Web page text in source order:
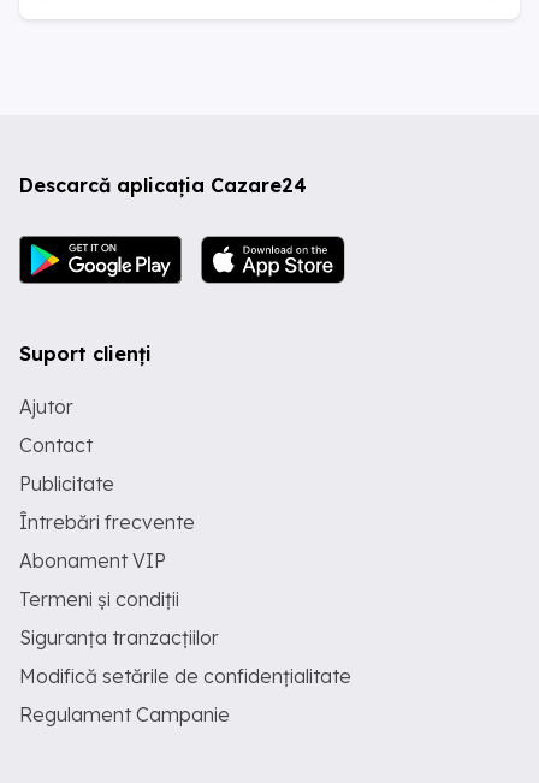
Descarcă aplicația Cazare24
Suport clienți
Ajutor
Contact
Publicitate
Întrebări frecvente
Abonament VIP
Termeni și condiții
Siguranța tranzacțiilor
Modifică setările de confidențialitate
Regulament Campanie